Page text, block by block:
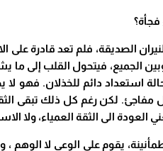
الصديقة، فلم تعد قادرة
الجميع، فيتحول القلب إلى ما
استعداد دائم للخذلان. فهو
مفاجئ. لكن رغم كل ذلك تبقى
العودة الى الثقة العمياء، ولا
يقوم على الوعي لا الوهم ،